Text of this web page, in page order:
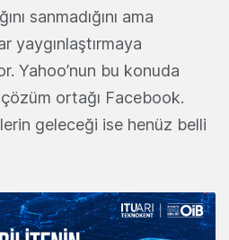
sanmadığını ama
yaygınlaştırmaya
Yahoo’nun bu konuda
ortağı Facebook.
geleceği ise henüz belli